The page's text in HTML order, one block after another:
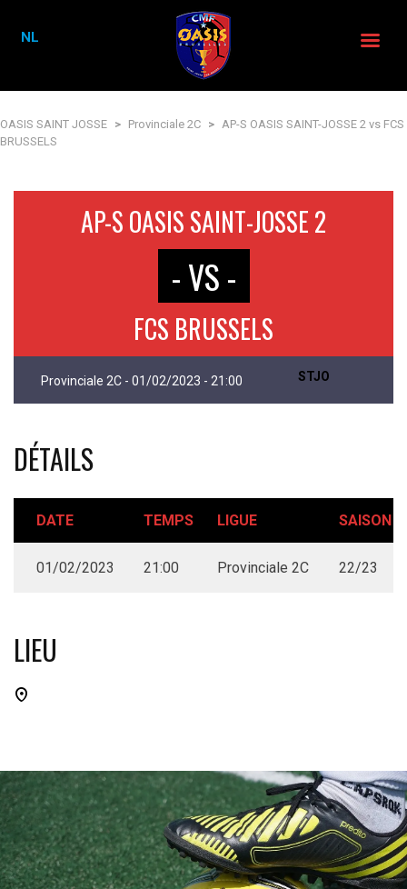
OASIS SAINT JOSSE > Provinciale 2C > AP-S OASIS SAINT-JOSSE 2 vs FCS
BRUSSELS
AP-S OASIS SAINT-JOSSE 2
- VS -
FCS BRUSSELS
Provinciale 2C - 01/02/2023 - 21:00 STJO
DÉTAILS
DATE TEMPS LIGUE SAISON
01/02/2023 21:00 Provinciale 2C 22/23
LIEU
NL